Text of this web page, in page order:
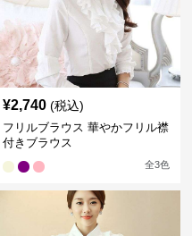
¥2,740 (税込)
フリルブラウス 華やかフリル襟
付きブラウス
全3色